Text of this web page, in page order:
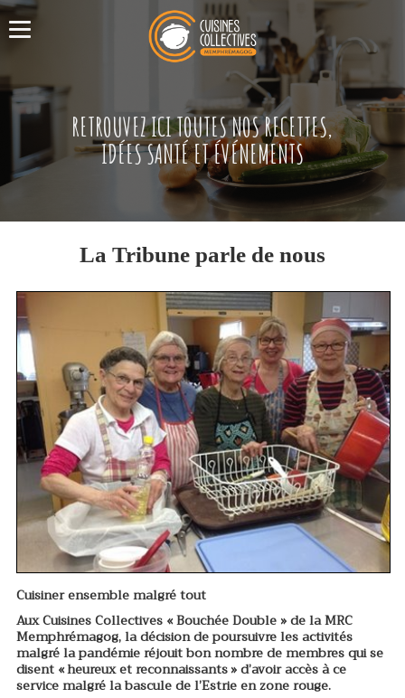
RETROUVEZ ICI TOUTES NOS RECETTES,
IDÉES SANTÉ ET ÉVÉNEMENTS
La Tribune parle de nous
Cuisiner ensemble malgré tout
Aux Cuisines Collectives « Bouchée Double » de la MRC
Memphrémagog, la décision de poursuivre les activités
malgré la pandémie réjouit bon nombre de membres qui se
disent « heureux et reconnaissants » d’avoir accès à ce
service malgré la bascule de l’Estrie en zone rouge.